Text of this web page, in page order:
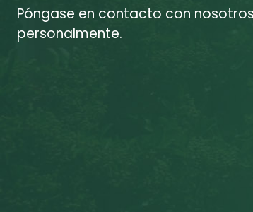
Póngase en contacto con
personalmente.